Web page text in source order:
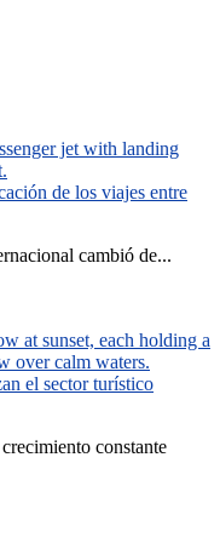
de los viajes entre
cambió de...
el sector turístico
constante